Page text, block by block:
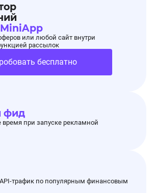
или любой сайт внутри
рассылок
бесплатно
фид
при запуске рекламной
трафик по популярным финансовым